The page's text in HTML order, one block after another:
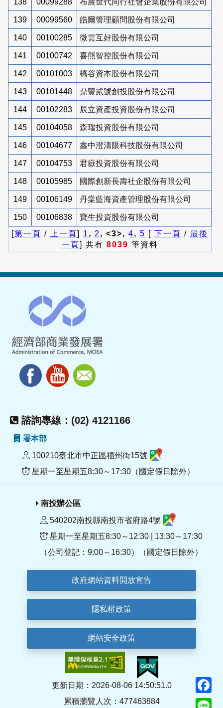
139 00099560 皓爾管理顧問股份有限公司
140 00100285 微雲互好股份有限公司
141 00100742 喜熊智控股份有限公司
142 00101003 橋谷資本股份有限公司
143 00101448 鼎豐貳號創投股份有限公司
144 00102283 辰立資產投資股份有限公司
145 00104058 森瑞投資股份有限公司
146 00104677 鑫中澄清眼科技股份有限公司
147 00104753 君嶽投資股份有限公司
148 00105985 國際創新長壽社企股份有限公司
149 00106149 丹棠藍海資產管理股份有限公司
150 00106838
寶生投資股份有限公司
[第一頁 / 上一頁] 1 , 2 , <3>, 4, 5 [ 下一頁 / 最後
一頁] 共有 8039 筆資料
諮詢專線：(02) 4121166
署本部
100210臺北市中正區福州街15號
星期一至星期五8:30～17:30（國定假日除外）
南投辦公區
540202南投縣南投市省府路4號
星期一至星期五8:30～12:30 | 13:30～17:30
（公司登記：9:00～16:30）（國定假日除外）
政府網站資料開放宣告
隱私權政策
網站安全政策
更新日期：2026-08-06 14:50:51.0
累積瀏覽人次：477463884